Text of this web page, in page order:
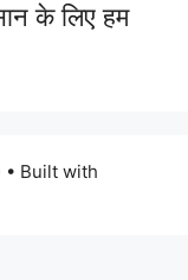
के लिए हम
• Built with